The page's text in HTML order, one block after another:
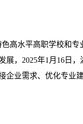
色高水平高职学校和
展， 2025年1月16日 ，
企业需求、优化专业